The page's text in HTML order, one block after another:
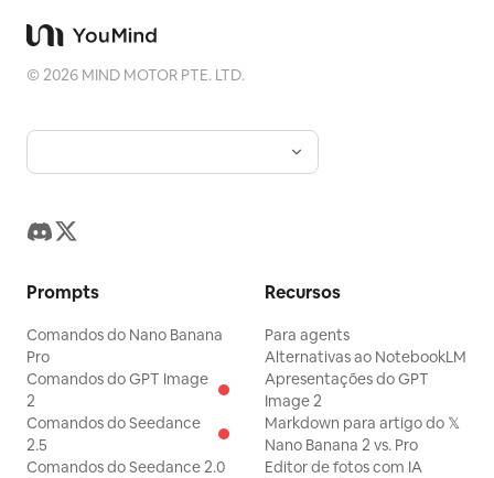
©2026 MIND MOTOR PTE. LTD.
Prompts
Comandos do Nano Banana
Pro
Comandos do GPT Image
2
Comandos do Seedance
2.5
Comandos do Seedance 2.0
Recursos
Para agents
Alternativas ao NotebookLM
Apresentações do GPT
Image 2
Markdown para artigo do 𝕏
Nano Banana 2 vs. Pro
Editor de fotos com IA